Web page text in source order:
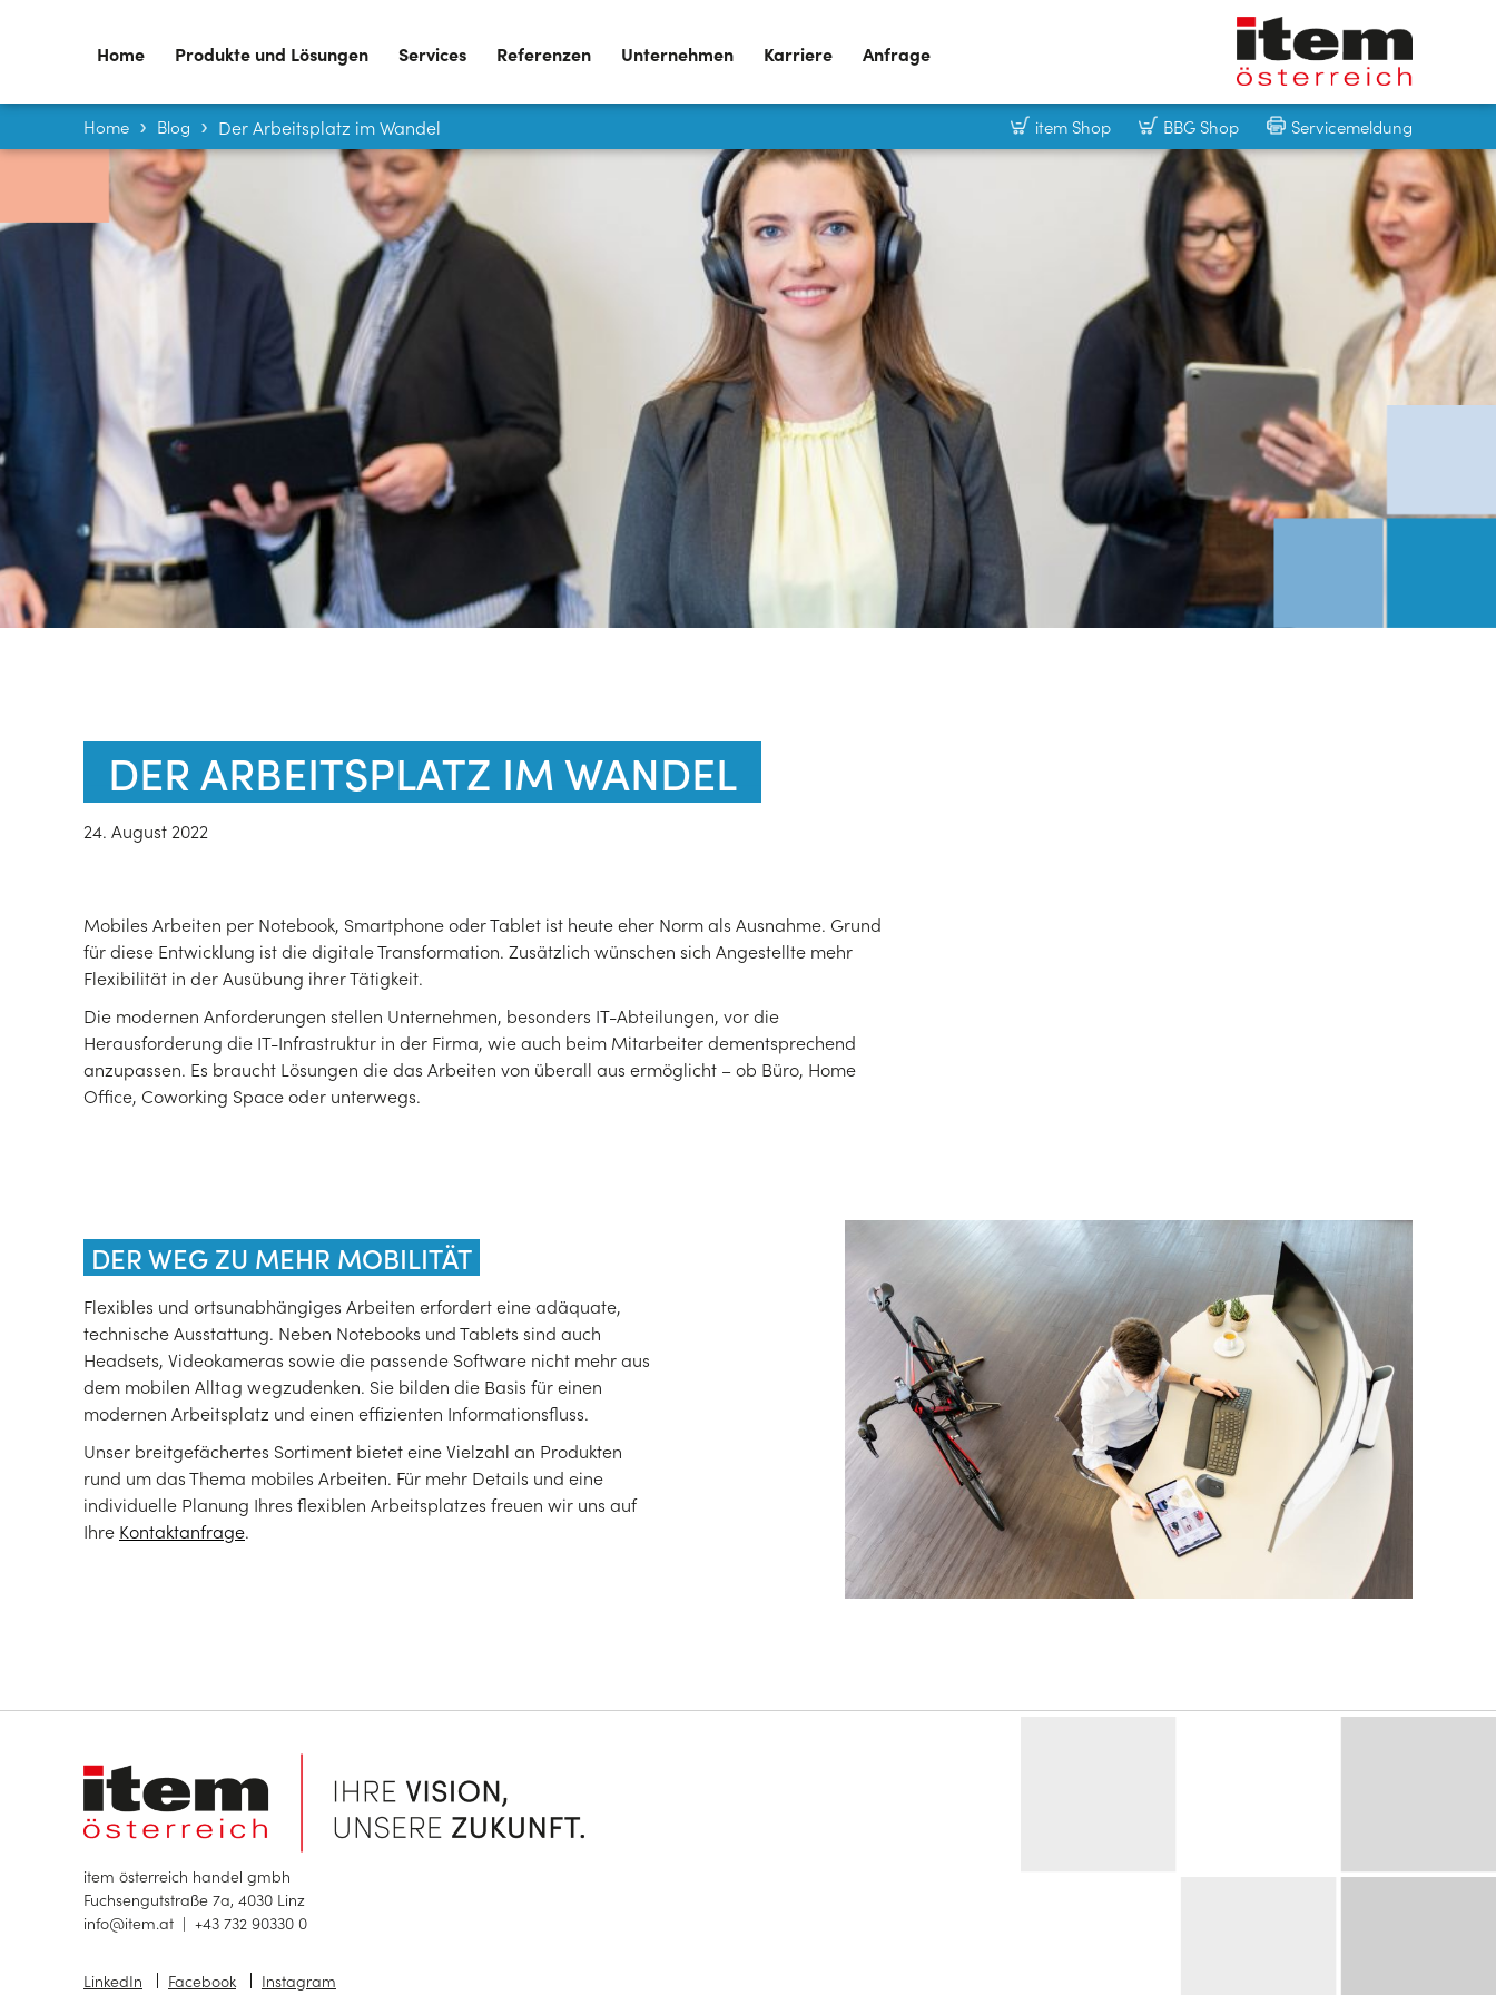
Home Produkte und Lösungen Services Referenzen Unternehmen Karriere Anfrage
Home Blog Der Arbeitsplatz im Wandel item Shop BBG Shop Servicemeldung
DER ARBEITSPLATZ IM WANDEL
24. August 2022
Mobiles Arbeiten per Notebook, Smartphone oder Tablet ist heute eher Norm als Ausnahme. Grund
für diese Entwicklung ist die digitale Transformation. Zusätzlich wünschen sich Angestellte mehr
Flexibilität in der Ausübung ihrer Tätigkeit.
Die modernen Anforderungen stellen Unternehmen, besonders IT-Abteilungen, vor die
Herausforderung die IT-Infrastruktur in der Firma, wie auch beim Mitarbeiter dementsprechend
anzupassen. Es braucht Lösungen die das Arbeiten von überall aus ermöglicht – ob Büro, Home
Office, Coworking Space oder unterwegs.
DER WEG ZU MEHR MOBILITÄT
Flexibles und ortsunabhängiges Arbeiten erfordert eine adäquate,
technische Ausstattung. Neben Notebooks und Tablets sind auch
Headsets, Videokameras sowie die passende Software nicht mehr aus
dem mobilen Alltag wegzudenken. Sie bilden die Basis für einen
modernen Arbeitsplatz und einen effizienten Informationsfluss.
Unser breitgefächertes Sortiment bietet eine Vielzahl an Produkten
rund um das Thema mobiles Arbeiten. Für mehr Details und eine
individuelle Planung Ihres flexiblen Arbeitsplatzes freuen wir uns auf
Ihre Kontaktanfrage.
item österreich handel gmbh
Fuchsengutstraße 7a, 4030 Linz
info@item.at | +43 732 90330 0
LinkedIn Facebook Instagram